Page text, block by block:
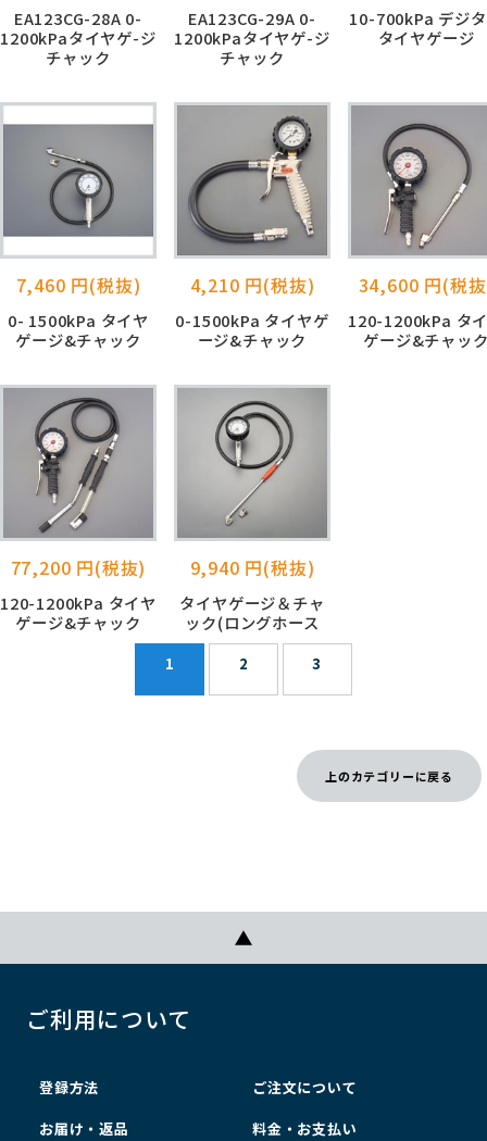
EA123CG-28A 0-
1200kPaタイヤゲ-ジ
チャック
EA123CG-29A 0-
1200kPaタイヤゲ-ジ
チャック
10-700kPa デジ
タイヤゲージ
7,460 円(税抜)
0- 1500kPa タイヤ
ゲージ&チャック
4,210 円(税抜)
0-1500kPa タイヤゲ
ージ&チャック
34,600 円(税
120-1200kPa タ
ゲージ&チャッ
77,200 円(税抜)
120-1200kPa タイヤ
ゲージ&チャック
9,940 円(税抜)
タイヤゲージ＆チャ
ック(ロングホース
1 2 3
上のカテゴリーに戻る
ご利用について
登録方法 ご注文について
お届け・返品 料金・お支払い